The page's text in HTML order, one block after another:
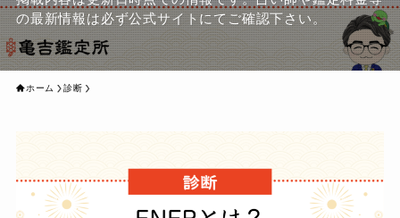
の最新情報は必ず公式サイトにてご確認下さい。
ホーム 診断